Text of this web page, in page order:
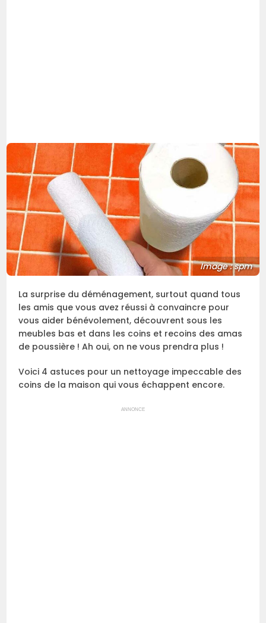
Image : spm
La surprise du déménagement, surtout quand tous
les amis que vous avez réussi à convaincre pour
vous aider bénévolement, découvrent sous les
meubles bas et dans les coins et recoins des amas
de poussière ! Ah oui, on ne vous prendra plus !
Voici 4 astuces pour un nettoyage impeccable des
coins de la maison qui vous échappent encore.
ANNONCE